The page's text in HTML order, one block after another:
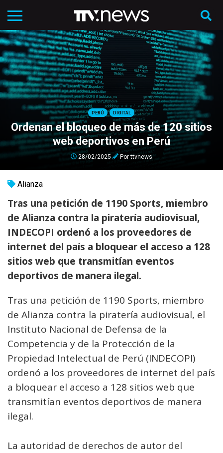
PERÚ DIGITAL
Ordenan el bloqueo de más de 120 sitios
web deportivos en Perú
28/02/2025 Porttvnews
Alianza
Tras una petición de 1190 Sports, miembro
de Alianza contra la piratería audiovisual,
INDECOPI ordenó a los proveedores de
internet del país a bloquear el acceso a 128
sitios web que transmitían eventos
deportivos de manera ilegal.
Tras una petición de 1190 Sports, miembro
de Alianza contra la piratería audiovisual, el
Instituto Nacional de Defensa de la
Competencia y de la Protección de la
Propiedad Intelectual de Perú (INDECOPI)
ordenó a los proveedores de internet del país
a bloquear el acceso a 128 sitios web que
transmitían eventos deportivos de manera
ilegal.
La autoridad de derechos de autor del